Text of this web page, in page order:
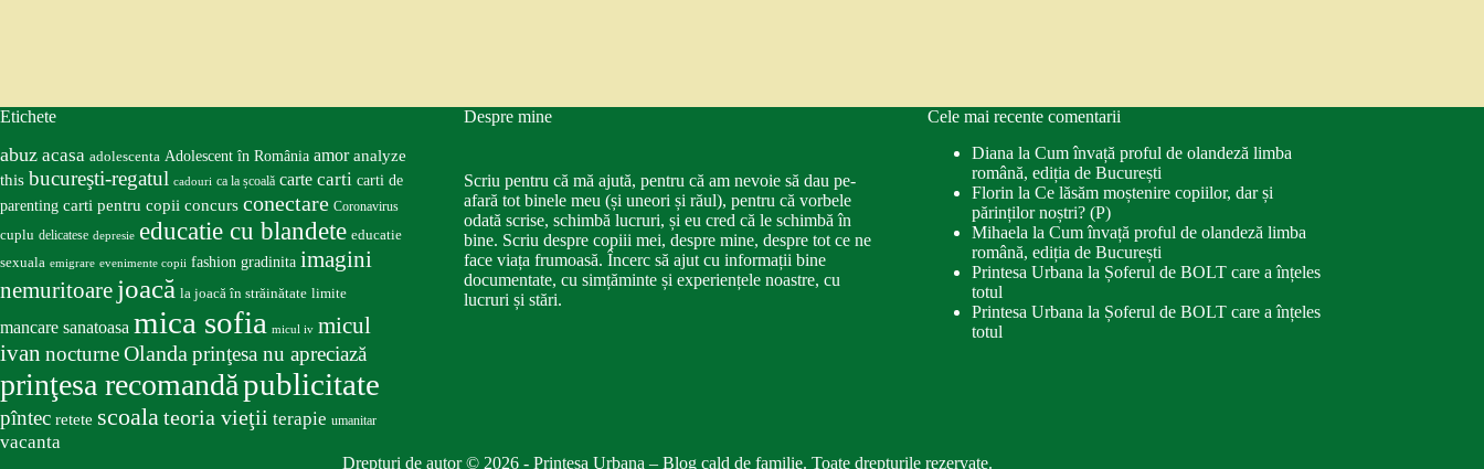
Etichete
abuz acasa adolescenta Adolescent în România amor analyze
this bucureşti-regatul cadouri ca la școală carte carti carti de
parenting carti pentru copii concurs conectare Coronavirus
cuplu delicatese depresie educatie cu blandete educatie
sexuala emigrare evenimente copii fashion gradinita imagini
nemuritoare joacă la joacă în străinătate limite
mancare sanatoasa mica sofia micul iv micul
ivan nocturneOlanda prinţesa nu apreciază
prinţesa recomandăpublicitate
pîntec retete scoalateoria vieţii terapie umanitar
vacanta
Despre mine
Scriu pentru că mă ajută, pentru că am nevoie să dau pe-
afară tot binele meu (și uneori și răul), pentru că vorbele
odată scrise, schimbă lucruri, și eu cred că le schimbă în
bine. Scriu despre copiii mei, despre mine, despre tot ce ne
face viața frumoasă. Încerc să ajut cu informații bine
documentate, cu simțăminte și experiențele noastre, cu
lucruri și stări.
Cele mai recente comentarii
Diana la Cum învață proful de olandeză limba
română, ediția de București
Florin la Ce lăsăm moștenire copiilor, dar și
părinților noștri? (P)
Mihaela la Cum învață proful de olandeză limba
română, ediția de București
Printesa Urbana la Șoferul de BOLT care a înțeles
totul
Printesa Urbana la Șoferul de BOLT care a înțeles
totul
Drepturi de autor © 2026 - Printesa Urbana – Blog cald de familie. Toate drepturile rezervate.